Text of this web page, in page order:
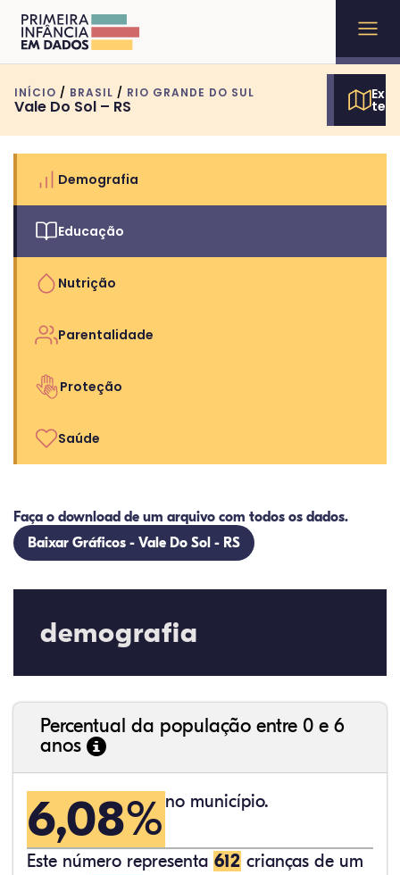
INÍCIO / BRASIL / RIO GRANDE DO SUL
Vale Do Sol – RS
Demografia
Educação
Nutrição
Parentalidade
Proteção
Saúde
Faça o download de um arquivo com todos os dados.
Baixar Gráficos - Vale Do Sol - RS
demografia
Percentual da população entre 0 e 6
anos
6,08% no município.
Este número representa 612 crianças de um